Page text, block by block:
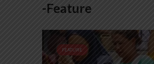
-Feature
FEATURE